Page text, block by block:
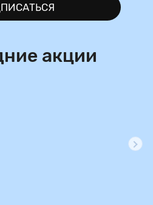
акции